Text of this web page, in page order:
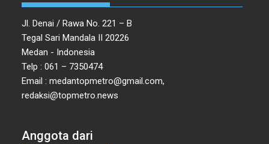
Jl. Denai / Rawa No. 221 – B
Tegal Sari Mandala II 20226
Medan - Indonesia
Telp : 061 – 7350474
Email : medantopmetro@gmail.com,
redaksi@topmetro.news
Anggota dari